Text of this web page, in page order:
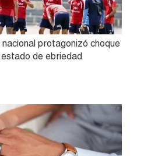
protagonizó choque
de ebriedad